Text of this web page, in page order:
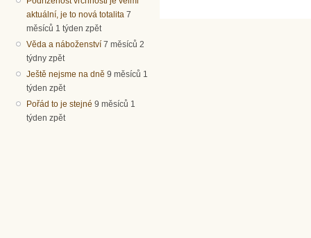
aktuální, je to nová totalita 7
měsíců 1 týden zpět
Věda a náboženství 7 měsíců 2
týdny zpět
Ještě nejsme na dně 9 měsíců 1
týden zpět
Pořád to je stejné 9 měsíců 1
týden zpět